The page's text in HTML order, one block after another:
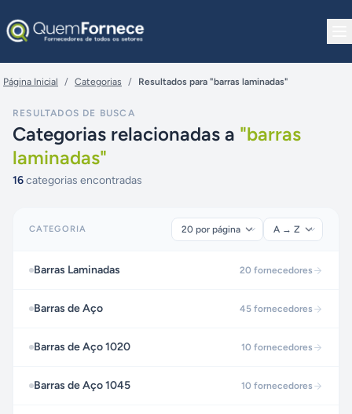
Página Inicial / Categorias / Resultados para "barras laminadas"
RESULTADOS DE BUSCA
Categorias relacionadas a "barras
laminadas"
16categorias encontradas
CATEGORIA
Barras Laminadas 20 fornecedores
Barras de Aço 45 fornecedores
Barras de Aço 1020 10 fornecedores
Barras de Aço 1045 10 fornecedores